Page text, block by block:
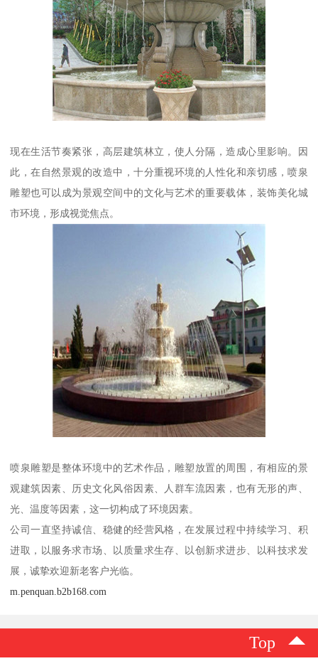
现在生活节奏紧张，高层建筑林立，使人分隔，造成心里影响。因
此，在自然景观的改造中，十分重视环境的人性化和亲切感，喷泉
雕塑也可以成为景观空间中的文化与艺术的重要载体，装饰美化城
市环境，形成视觉焦点。
喷泉雕塑是整体环境中的艺术作品，雕塑放置的周围，有相应的景
观建筑因素、历史文化风俗因素、人群车流因素，也有无形的声、
光、温度等因素，这一切构成了环境因素。
公司一直坚持诚信、稳健的经营风格，在发展过程中持续学习、积
进取，以服务求市场、以质量求生存、以创新求进步、以科技求发
展，诚挚欢迎新老客户光临。
m.penquan.b2b168.com
Top